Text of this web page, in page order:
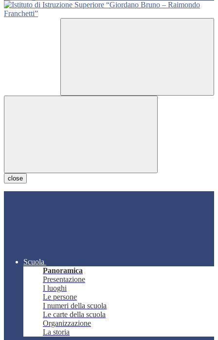
close
Scuola
Panoramica
Presentazione
I luoghi
Le persone
I numeri della scuola
Le carte della scuola
Organizzazione
La storia